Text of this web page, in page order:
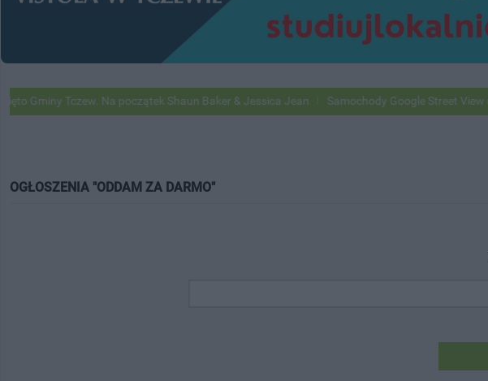
Tczew. Na początek Shaun Baker & Jessica Jean Samochody Google Street View na
OGŁOSZENIA "ODDAM ZA DARMO"